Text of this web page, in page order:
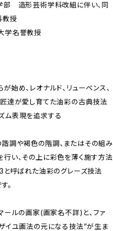
造形芸術学科改組に伴い、同
教授
名誉教授
始め、レオナルド、リューベンス、
匠達が愛し育てた油彩の古典技法
ム表現を追求する
調や褐色の階調、またはその組み
い、その上に彩色を薄く施す方法
と呼ばれた油彩のグレーズ技法
。
ールの画家(画家名不詳)と、ファ
イユ画法の元になる技法”が生ま